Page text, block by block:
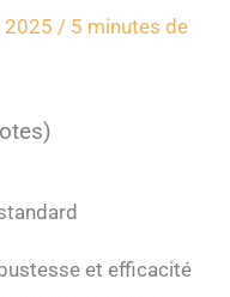
2025 / 5 minutes de
et efficacité